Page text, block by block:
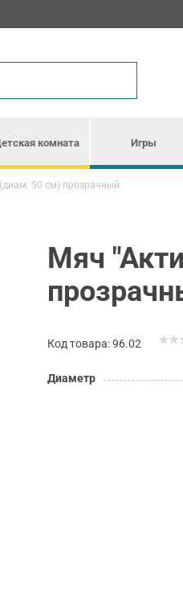
комната Игры
50 см) прозрачный
Мяч
Код товара: 96.02
Диаметр